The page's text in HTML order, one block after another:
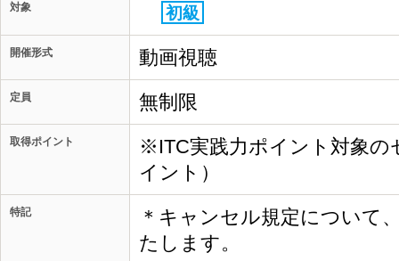
対象 初級
開催形式 動画視聴
定員 無制限
取得ポイント
※ITC実践力ポイント対象の
イント）
特記
＊キャンセル規定について
たします。